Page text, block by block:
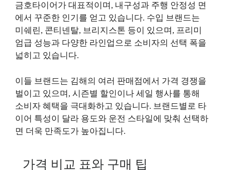
금호타이어가 대표적이며, 내구성과 주행 안정성 면
에서 꾸준한 인기를 얻고 있습니다. 수입 브랜드는
미쉐린, 콘티넨탈, 브리지스톤 등이 있으며, 프리미
엄급 성능과 다양한 라인업으로 소비자의 선택 폭을
넓히고 있습니다.
이들 브랜드는 김해의 여러 판매점에서 가격 경쟁을
벌이고 있으며, 시즌별 할인이나 세일 행사를 통해
소비자 혜택을 극대화하고 있습니다. 브랜드별로 타
이어 특성이 달라 용도와 운전 스타일에 맞춰 선택하
면 더욱 만족도가 높아집니다.
가격 비교 표와 구매 팁